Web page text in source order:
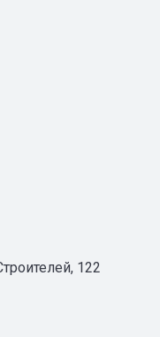
122